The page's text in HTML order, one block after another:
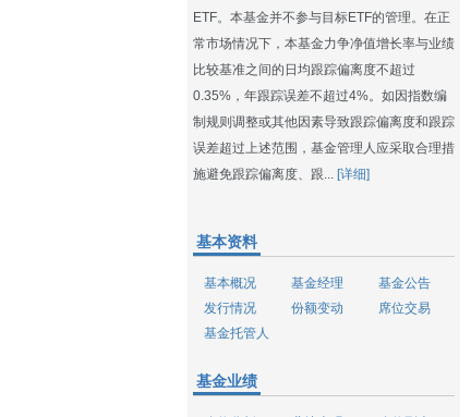
ETF。本基金并不参与目标ETF的管理。在正
常市场情况下，本基金力争净值增长率与业绩
比较基准之间的日均跟踪偏离度不超过
0.35%，年跟踪误差不超过4%。如因指数编
制规则调整或其他因素导致跟踪偏离度和跟踪
误差超过上述范围，基金管理人应采取合理措
施避免跟踪偏离度、跟... [详细]
基本资料
基本概况 基金经理
基金公告
发行情况
份额变动
席位交易
基金托管人
基金业绩